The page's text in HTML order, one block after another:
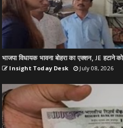
भाजपा विधायक भावना बोहरा का एक्शन, JE हटाने
Insight Today Desk July 08, 2026